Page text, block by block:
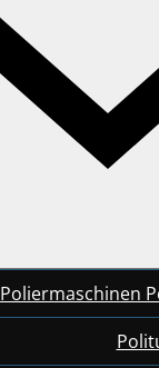
Poliermaschinen